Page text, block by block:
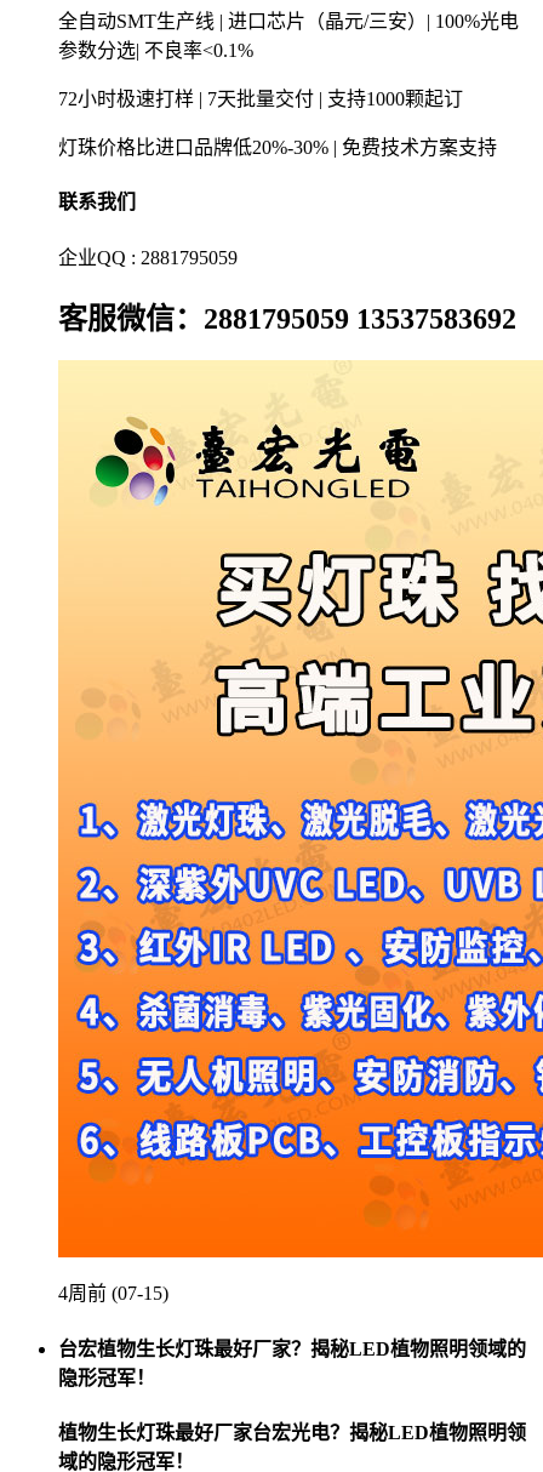
全自动SMT生产线 | 进口芯片（晶元/三安）| 100%光电
参数分选| 不良率<0.1%
72小时极速打样 | 7天批量交付 | 支持1000颗起订
灯珠价格比进口品牌低20%-30% | 免费技术方案支持
联系我们
企业QQ : 2881795059
客服微信：2881795059 13537583692
4周前 (07-15)
台宏植物生长灯珠最好厂家？揭秘LED植物照明领域的
隐形冠军！
植物生长灯珠最好厂家台宏光电？揭秘LED植物照明领
域的隐形冠军！